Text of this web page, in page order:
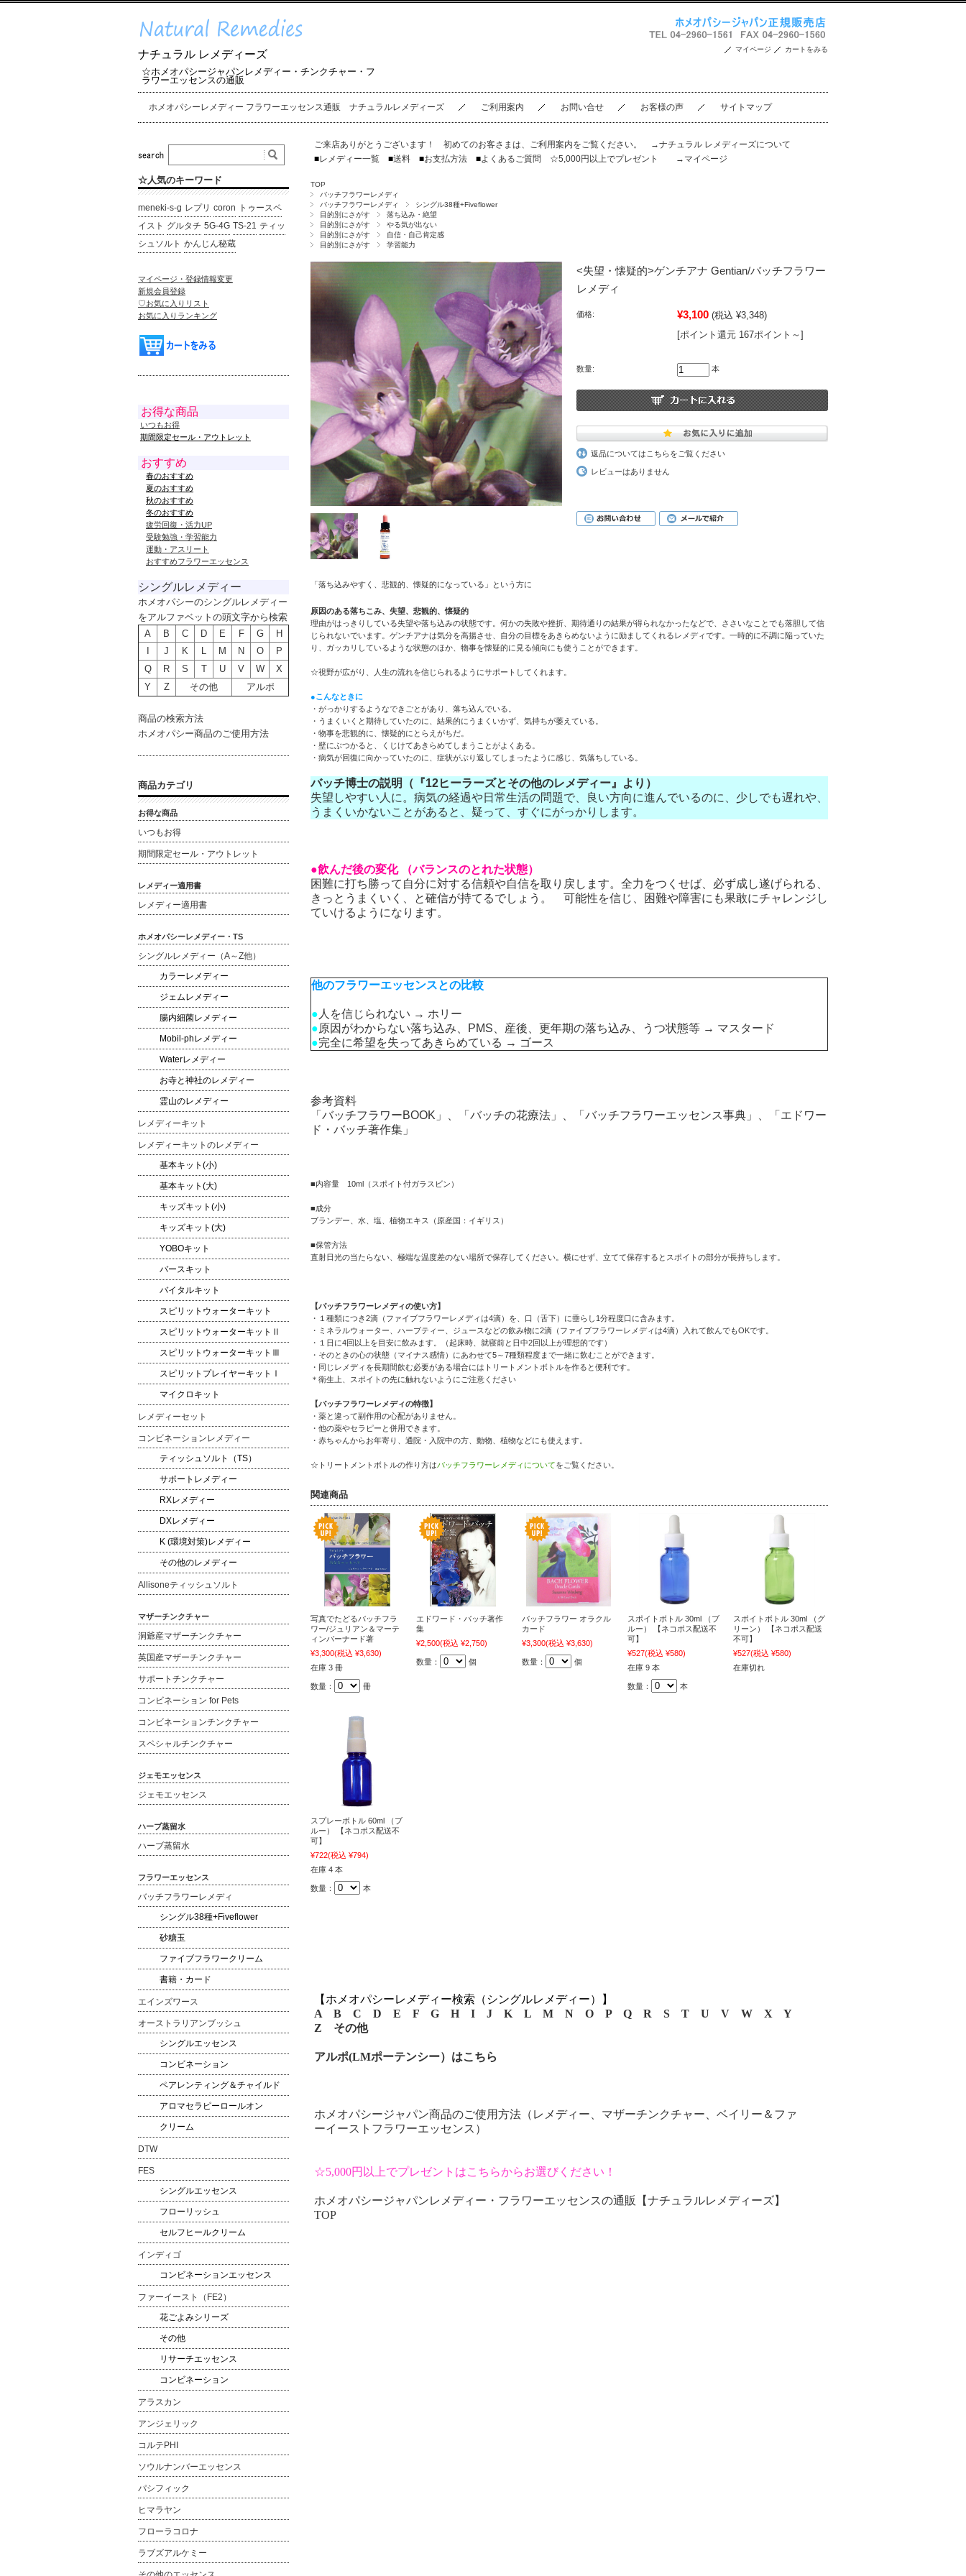
ナチュラル レメディーズ
☆ホメオパシージャパンレメディー・チンクチャー・フ
ラワーエッセンスの通販
マイページ カートをみる
ホメオパシーレメディー フラワーエッセンス通販 ナチュラルレメディーズ ご利用案内 お問い合せ お客様の声 サイトマップ
ご来店ありがとうございます！ 初めてのお客さまは、 ご利用案内をご覧ください。
→ナチュラル レメディーズについて
■レメディー一覧 ■送料 ■お支払方法 ■よくあるご質問 ☆5,000円以上でプレゼント →マイページ
TOP
バッチフラワーレメディ
バッチフラワーレメディ
シングル38種+Fiveflower
目的別にさがす
落ち込み・絶望
目的別にさがす
やる気が出ない
目的別にさがす
自信・自己肯定感
目的別にさがす
学習能力
<失望・懐疑的>ゲンチアナ Gentian/バッチフラワー
レメディ
価格: ¥3,100 (税込 ¥3,348)
[ポイント還元 167ポイント～]
数量: 本
返品についてはこちらをご覧ください
レビューはありません
「落ち込みやすく、悲観的、懐疑的になっている」という方に
原因のある落ちこみ、失望、悲観的、懐疑的
理由がはっきりしている失望や落ち込みの状態です。何かの失敗や挫折、期待通りの結果が得られなかったなどで、ささいなことでも落胆して信
じられないでいます。ゲンチアナは気分を高揚させ、自分の目標をあきらめないように励ましてくれるレメディです。一時的に不調に陥っていた
り、ガッカリしているような状態のほか、物事を懐疑的に見る傾向にも使うことができます。
☆視野が広がり、人生の流れを信じられるようにサポートしてくれます。
●こんなときに
・がっかりするようなできごとがあり、落ち込んでいる。
・うまくいくと期待していたのに、結果的にうまくいかず、気持ちが萎えている。
・物事を悲観的に、懐疑的にとらえがちだ。
・壁にぶつかると、くじけてあきらめてしまうことがよくある。
・病気が回復に向かっていたのに、症状がぶり返してしまったように感じ、気落ちしている。
バッチ博士の説明（『12ヒーラーズとその他のレメディー』より）
失望しやすい人に。病気の経過や日常生活の問題で、良い方向に進んでいるのに、少しでも遅れや、
うまくいかないことがあると、疑って、すぐにがっかりします。
●飲んだ後の変化 （バランスのとれた状態）
困難に打ち勝って自分に対する信頼や自信を取り戻します。全力をつくせば、必ず成し遂げられる、
きっとうまくいく、と確信が持てるでしょう。 可能性を信じ、困難や障害にも果敢にチャレンジし
ていけるようになります。
他のフラワーエッセンスとの比較
● 人を信じられない → ホリー
●原因がわからない落ち込み、PMS、産後、更年期の落ち込み、うつ状態等 → マスタード
●完全に希望を失ってあきらめている → ゴース
参考資料
「バッチフラワーBOOK」、「バッチの花療法」、「バッチフラワーエッセンス事典」、「エドワー
ド・バッチ著作集」
■内容量 10ml（スポイト付ガラスビン）
■成分
ブランデー、水、塩、植物エキス（原産国：イギリス）
■保管方法
直射日光の当たらない、極端な温度差のない場所で保存してください。横にせず、立てて保存するとスポイトの部分が長持ちします。
【バッチフラワーレメディの使い方】
・１種類につき2滴（ファイブフラワーレメディは4滴）を、口（舌下）に垂らし1分程度口に含みます。
・ミネラルウォーター、ハーブティー、ジュースなどの飲み物に2滴（ファイブフラワーレメディは4滴）入れて飲んでもOKです。
・１日に4回以上を目安に飲みます。（起床時、就寝前と日中2回以上が理想的です）
・そのときの心の状態（マイナス感情）にあわせて5～7種類程度まで一緒に飲むことができます。
・同じレメディを長期間飲む必要がある場合にはトリートメントボトルを作ると便利です。
＊衛生上、スポイトの先に触れないようにご注意ください
【バッチフラワーレメディの特徴】
・薬と違って副作用の心配がありません。
・他の薬やセラピーと併用できます。
・赤ちゃんからお年寄り、通院・入院中の方、動物、植物などにも使えます。
☆トリートメントボトルの作り方はバッチフラワーレメディについてをご覧ください。
関連商品
写真でたどるバッチフラ
ワー/ジュリアン＆マーテ
ィンバーナード著
¥3,300(税込 ¥3,630)
在庫 3 冊
数量： 冊
エドワード・バッチ著作
集
¥2,500(税込 ¥2,750)
数量： 個
バッチフラワー オラクル
カード
¥3,300(税込 ¥3,630)
数量： 個
スポイトボトル 30ml （ブ
ルー） 【ネコポス配送不
可】
¥527(税込 ¥580)
在庫 9 本
数量： 本
スポイトボトル 30ml （グ
リーン） 【ネコポス配送
不可】
¥527(税込 ¥580)
在庫切れ
スプレーボトル 60ml （ブ
ルー） 【ネコポス配送不
可】
¥722(税込 ¥794)
在庫 4 本
数量： 本
【ホメオパシーレメディー検索（シングルレメディー）】
A
B C D E F G H I J K L M N O P Q R S T U V W X
Y
Z
その他
アルポ(LMポーテンシー）はこちら
ホメオパシージャパン商品のご使用方法（レメディー、マザーチンクチャー、ベイリー＆ファ
ーイーストフラワーエッセンス）
☆5,000円以上でプレゼントはこちらからお選びください！
ホメオパシージャパンレメディー・フラワーエッセンスの通販【ナチュラルレメディーズ】
TOP
☆人気のキーワード
meneki-s-g レプリ coron
トゥースペ
イスト グルタチ 5G-4G TS-21 ティッ
シュソルト かんじん秘蔵
マイページ・登録情報変更
新規会員登録
♡お気に入りリスト
お気に入りランキング
お得な商品
いつもお得
期間限定セール・アウトレット
おすすめ
春のおすすめ
夏のおすすめ
秋のおすすめ
冬のおすすめ
疲労回復・活力UP
受験勉強・学習能力
運動・アスリート
おすすめフラワーエッセンス
シングルレメディー
ホメオパシーのシングルレメディー
をアルファベットの頭文字から検索
A
B C D E F G
H
J K L M N O
P
Q
R S T U V W
X
Y
Z その他 アルポ
商品の検索方法
ホメオパシー商品のご使用方法
商品カテゴリ
お得な商品
いつもお得
期間限定セール・アウトレット
レメディー適用書
レメディー適用書
ホメオパシーレメディー・TS
シングルレメディー（A～Z他）
カラーレメディー
ジェムレメディー
腸内細菌レメディー
Mobil-phレメディー
Waterレメディー
お寺と神社のレメディー
霊山のレメディー
レメディーキット
レメディーキットのレメディー
基本キット(小)
基本キット(大)
キッズキット(小)
キッズキット(大)
YOBOキット
バースキット
バイタルキット
スピリットウォーターキット
スピリットウォーターキットⅡ
スピリットウォーターキットⅢ
スピリットプレイヤーキットⅠ
マイクロキット
レメディーセット
コンビネーションレメディー
ティッシュソルト（TS）
サポートレメディー
RXレメディー
DXレメディー
K (環境対策)レメディー
その他のレメディー
Allisoneティッシュソルト
マザーチンクチャー
洞爺産マザーチンクチャー
英国産マザーチンクチャー
サポートチンクチャー
コンビネーション for Pets
コンビネーションチンクチャー
スペシャルチンクチャー
ジェモエッセンス
ジェモエッセンス
ハーブ蒸留水
ハーブ蒸留水
フラワーエッセンス
バッチフラワーレメディ
シングル38種+Fiveflower
砂糖玉
ファイブフラワークリーム
書籍・カード
エインズワース
オーストラリアンブッシュ
シングルエッセンス
コンビネーション
ペアレンティング＆チャイルド
アロマセラピーロールオン
クリーム
DTW
FES
シングルエッセンス
フローリッシュ
セルフヒールクリーム
インディゴ
コンビネーションエッセンス
ファーイースト（FE2）
花ごよみシリーズ
その他
リサーチエッセンス
コンビネーション
アラスカン
アンジェリック
コルテPHI
ソウルナンバーエッセンス
パシフィック
ヒマラヤン
フローラコロナ
ラブズアルケミー